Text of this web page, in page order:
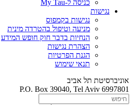
כניסה ל-My Tau
נגישות
נגישות בקמפוס
מניעה וטיפול בהטרדה מינית
הנחיות בדבר חוק חופש המידע
הצהרת נגישות
הגנת הפרטיות
תנאי שימוש
אוניברסיטת תל אביב
P.O. Box 39040, Tel Aviv 6997801